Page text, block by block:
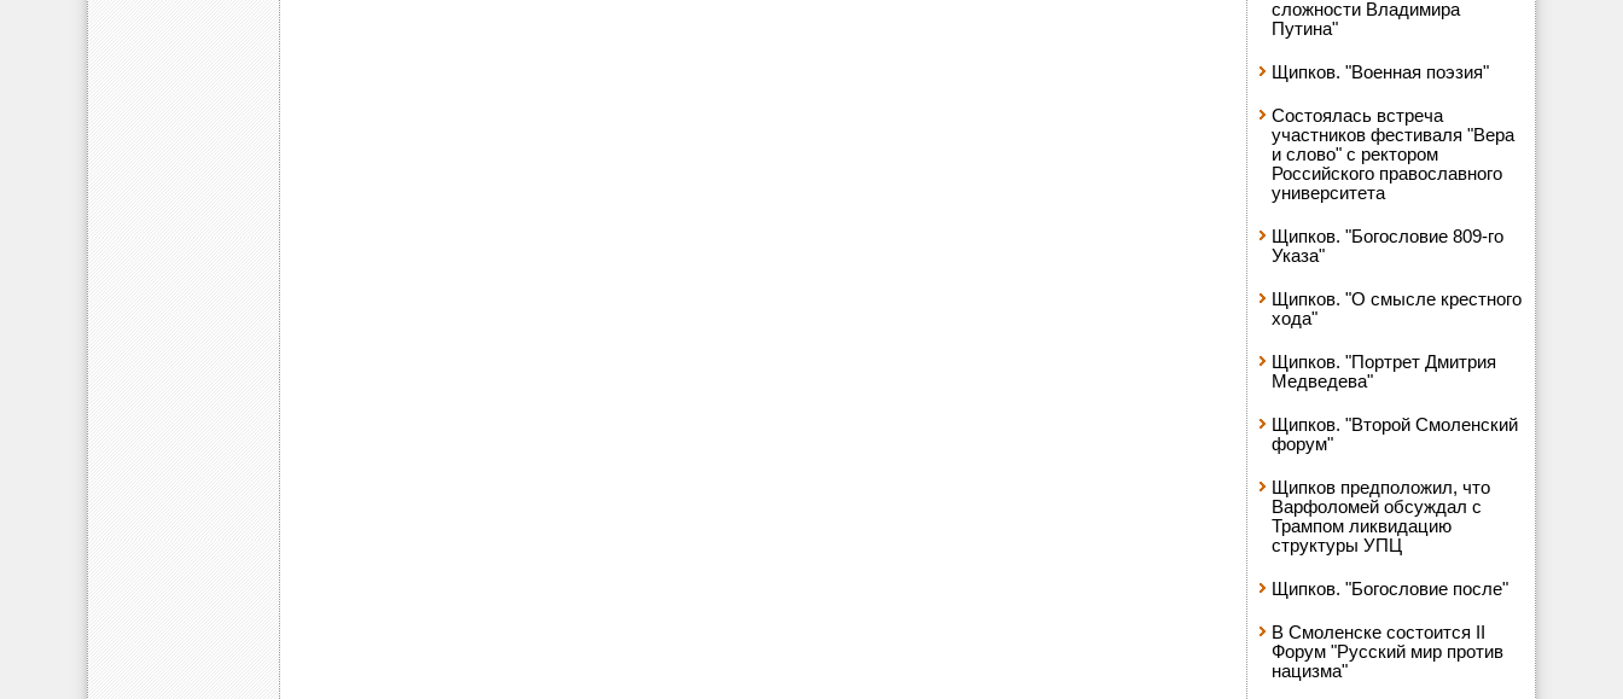
сложности Владимира
Путина"
Щипков. "Военная поэзия"
Состоялась встреча
участников фестиваля "Вера
и слово" с ректором
Российского православного
университета
Щипков. "Богословие 809-го
Указа"
Щипков. "О смысле крестного
хода"
Щипков. "Портрет Дмитрия
Медведева"
Щипков. "Второй Смоленский
форум"
Щипков предположил, что
Варфоломей обсуждал с
Трампом ликвидацию
структуры УПЦ
Щипков. "Богословие после"
В Смоленске состоится II
Форум "Русский мир против
нацизма"